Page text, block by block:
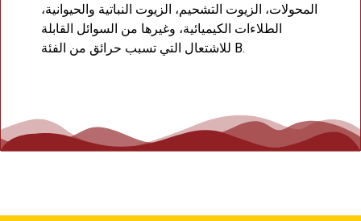
المحولات، الزيوت التشحيم، الزيوت النباتية والحيوانية،
الطلاءات الكيميائية، وغيرها من السوائل القابلة
للاشتعال التي تسبب حرائق من الفئة B.